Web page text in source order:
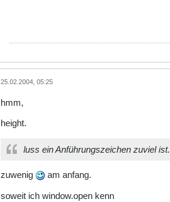
25.02.2004, 05:25
hmm,
height.
luss ein Anführungszeichen zuviel ist.
zuwenig am anfang.
soweit ich window.open kenn